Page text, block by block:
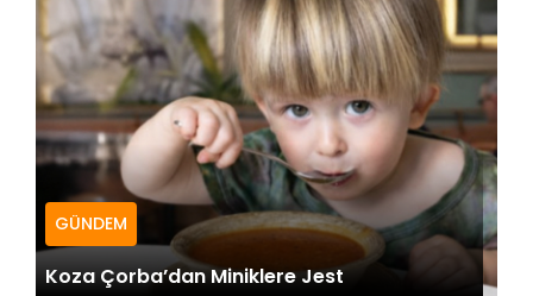
GÜNDEM
Koza Çorba’dan Miniklere Jest